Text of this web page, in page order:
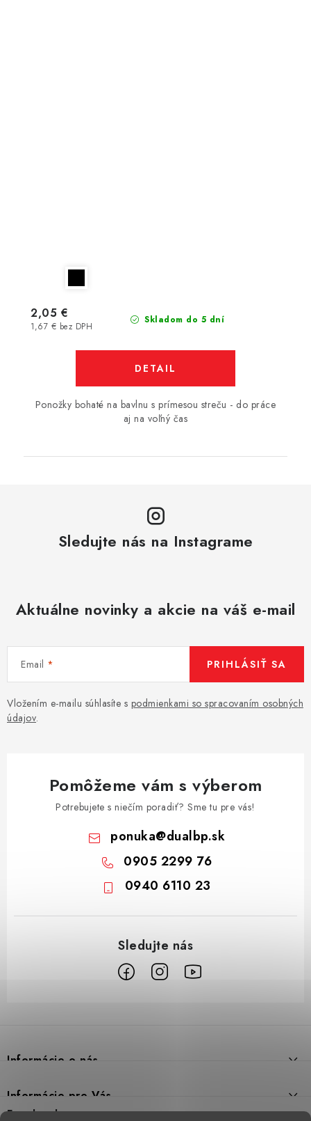
Skladom do 5 dní
1,67 € bez DPH
2,05 €
DETAIL
Ponožky bohaté na bavlnu s prímesou streču - do práce
aj na voľný čas
Sledujte nás na Instagrame
Aktuálne novinky a akcie na váš e-mail
Email
Vložením e-mailu súhlasíte s podmienkami so spracovaním osobných
údajov.
PRIHLÁSIŤ SA
Pomôžeme vám s výberom
Potrebujete s niečím poradiť? Sme tu pre vás!
ponuka@dualbp.sk
0905 2299 76
0940 6110 23
p
i
Informácie o nás
Prečo DUAL BP
Predajne
Informácie pre Vás
Facebook